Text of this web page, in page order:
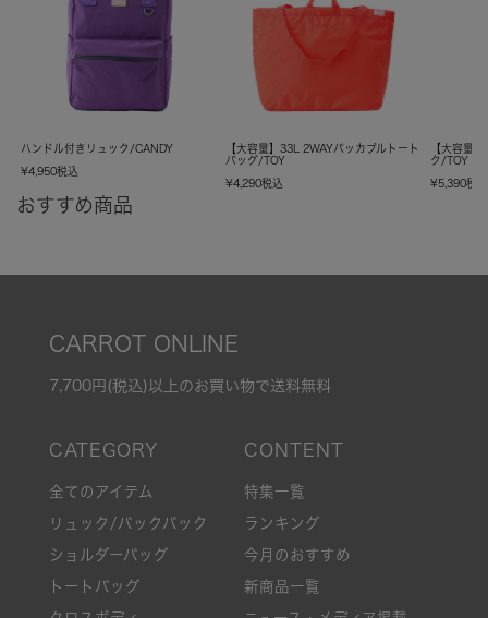
ハンドル付きリュック/CANDY
¥4,950税込
【大容量】33L 2WAYパッカブルトート
バッグ/TOY
¥4,290税込
【大容量
ク/TOY
¥5,390税込
おすすめ商品
CARROT ONLINE
7,700円(税込)以上のお買い物で送料無料
全てのアイテム
リュック/バックパック
ショルダーバッグ
トートバッグ
特集一覧
ランキング
今月のおすすめ
新商品一覧